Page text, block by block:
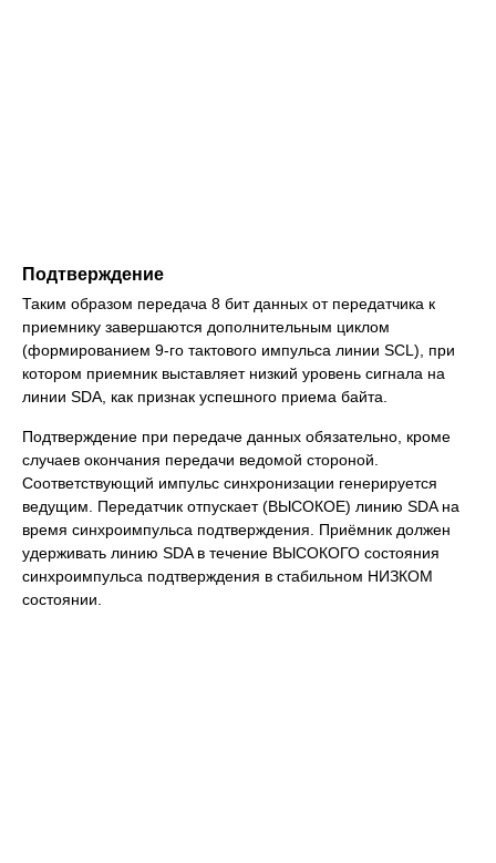
Подтверждение
Таким образом передача 8 бит данных от передатчика к
приемнику завершаются дополнительным циклом
(формированием 9-го тактового импульса линии SCL), при
котором приемник выставляет низкий уровень сигнала на
линии SDA, как признак успешного приема байта.
Подтверждение при передаче данных обязательно, кроме
случаев окончания передачи ведомой стороной.
Соответствующий импульс синхронизации генерируется
ведущим. Передатчик отпускает (ВЫСОКОЕ) линию SDA на
время синхроимпульса подтверждения. Приёмник должен
удерживать линию SDA в течение ВЫСОКОГО состояния
синхроимпульса подтверждения в стабильном НИЗКОМ
состоянии.